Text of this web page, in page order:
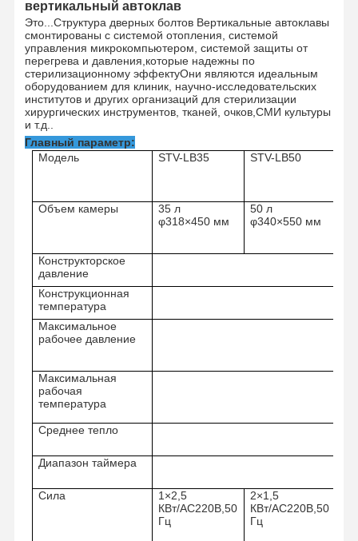
Домой Продукты Видеозаписи О Нас
вертикальный автоклав
Это... Структура дверных болтов Вертикальные автоклавы
смонтированы с системой отопления, системой
управления микрокомпьютером, системой защиты от
перегрева и давления,которые надежны по
стерилизационному эффектуОни являются идеальным
оборудованием для клиник, научно-исследовательских
институтов и других организаций для стерилизации
хирургических инструментов, тканей, очков,СМИ культуры
и т.д..
Главный параметр:
Модель
STV-LB35 STV-LB50
Объем камеры
35 л
φ318×450 мм
50 л
φ340×550 мм
Конструкторское
давление
Конструкционная
температура
Максимальное
рабочее давление
Максимальная
рабочая
температура
Среднее тепло
Диапазон таймера
Сила
1×2,5
КВт/AC220В,50
Гц
2×1,5
КВт/AC220В,50
Гц